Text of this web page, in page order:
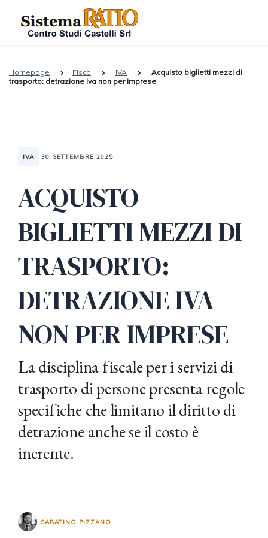
Homepage Fisco IVA
Acquisto biglietti mezzi di
trasporto: detrazione Iva non per imprese
IVA 30 SETTEMBRE 2025
ACQUISTO
BIGLIETTI MEZZI DI
TRASPORTO:
DETRAZIONE IVA
NON PER IMPRESE
La disciplina fiscale per i servizi di
trasporto di persone presenta regole
specifiche che limitano il diritto di
detrazione anche se il costo è
inerente.
SABATINO PIZZANO